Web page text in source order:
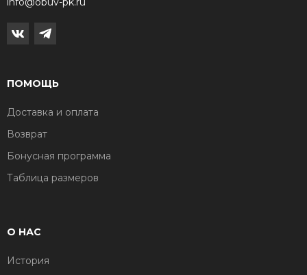
ПОМОЩЬ
Доставка и оплата
Возврат
Бонусная программа
Таблица размеров
О НАС
История